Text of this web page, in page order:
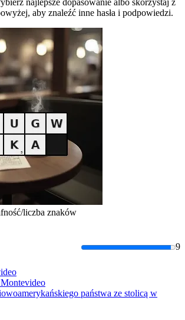
najlepsze dopasowanie albo skorzystaj z
aby znaleźć inne hasła i podpowiedzi.
liczba znaków
9
Montevideo
państwa ze stolicą w